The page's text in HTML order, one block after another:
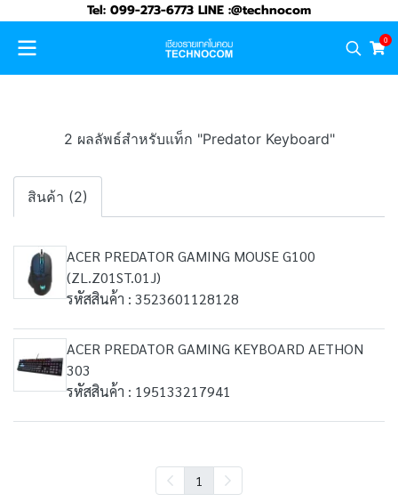
Tel: 099-273-6773 LINE :@technocom
0
2 ผลลัพธ์สำหรับแท็ก "Predator Keyboard"
สินค้า (2)
ACER PREDATOR GAMING MOUSE G100
(ZL.Z01ST.01J)
รหัสสินค้า : 3523601128128
ACER PREDATOR GAMING KEYBOARD AETHON
303
รหัสสินค้า : 195133217941
1